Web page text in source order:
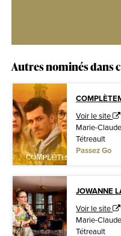
Autres nominés dans
Voir le site
Marie-
Tétreault
Passez Go
JOWANNE
Voir le site
Marie-
Tétreault